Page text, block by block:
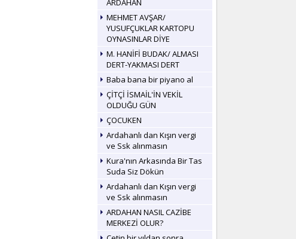
ARDAHAN
MEHMET AVŞAR/
YUSUFÇUKLAR KARTOPU
OYNASINLAR DİYE
M. HANİFİ BUDAK/ ALMASI
DERT-YAKMASI DERT
Baba bana bir piyano al
ÇİTÇİ İSMAİL'İN VEKİL
OLDUĞU GÜN
ÇOCUKEN
Ardahanlı dan Kışın vergi
ve Ssk alınmasın
Kura'nın Arkasında Bir Tas
Suda Siz Dökün
Ardahanlı dan Kışın vergi
ve Ssk alınmasın
ARDAHAN NASIL CAZİBE
MERKEZİ OLUR?